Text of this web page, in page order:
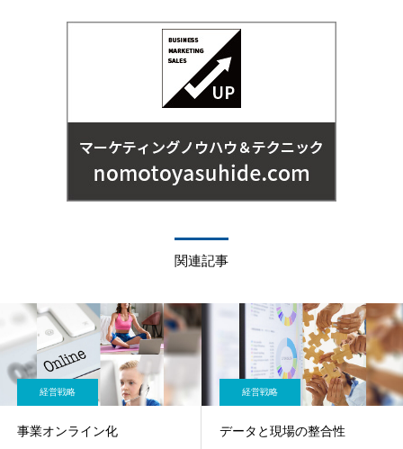
関連記事
経営戦略
事業オンライン化
経営戦略
データと現場の整合性